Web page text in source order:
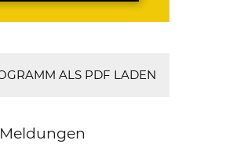
ALS PDF LADEN